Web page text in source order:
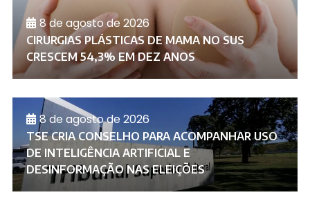
8 de agosto de 2026
CIRURGIAS PLÁSTICAS DE MAMA NO SUS
CRESCEM 54,3% EM DEZ ANOS
8 de agosto de 2026
TSE CRIA CONSELHO PARA ACOMPANHAR USO
DE INTELIGÊNCIA ARTIFICIAL E
DESINFORMAÇÃO NAS ELEIÇÕES